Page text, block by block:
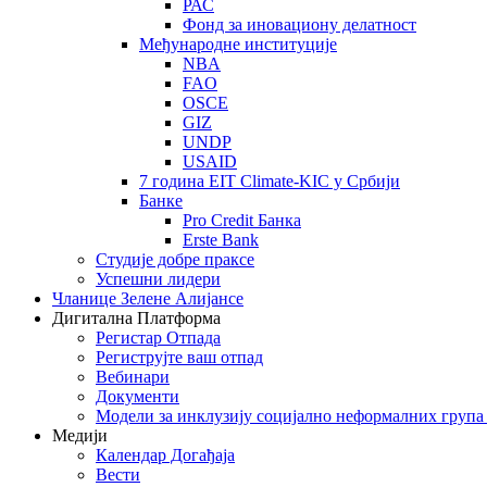
РАС
Фонд за иновациону делатност
Међународне институције
NBA
FAO
OSCE
GIZ
UNDP
USAID
7 година EIT Climate-KIC у Србији
Банке
Pro Credit Банка
Erste Bank
Студије добре праксе
Успешни лидери
Чланице Зелене Алијансе
Дигитална Платформа
Регистар Отпада
Региструјте ваш отпад
Вебинари
Документи
Модели за инклузију социјално неформалних
Медији
Календар Догађаја
Вести